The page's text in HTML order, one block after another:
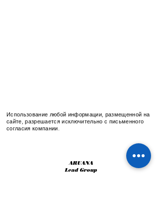
Использование любой информации, размещенной на
сайте, разрешается исключительно с письменного
согласия компании.
ARUANA
Lead Group